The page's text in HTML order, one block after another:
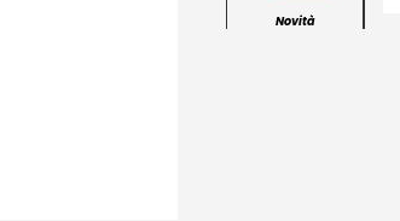
Novità